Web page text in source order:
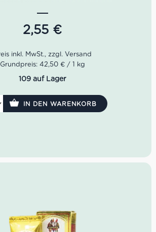
2,55 €
Grundpreis: 42,50 € / 1 kg
109 auf Lager
IN DEN WARENKORB